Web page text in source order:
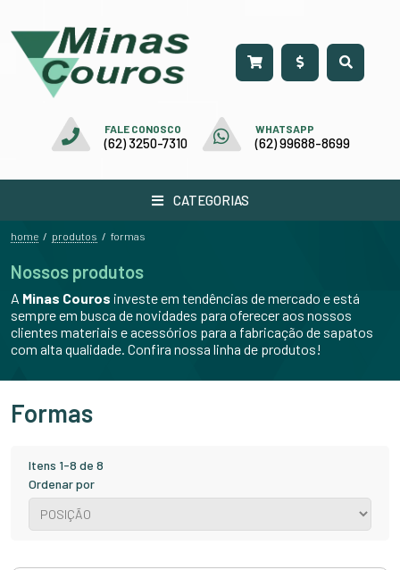
FALE CONOSCO
(62) 3250-7310
WHATSAPP
(62) 99688-8699
CATEGORIAS
home / produtos / formas
Nossos produtos
A Minas Couros investe em tendências de mercado e está
sempre em busca de novidades para oferecer aos nossos
clientes materiais e acessórios para a fabricação de sapatos
com alta qualidade. Confira nossa linha de produtos!
Formas
Itens 1-8 de 8
Ordenar por